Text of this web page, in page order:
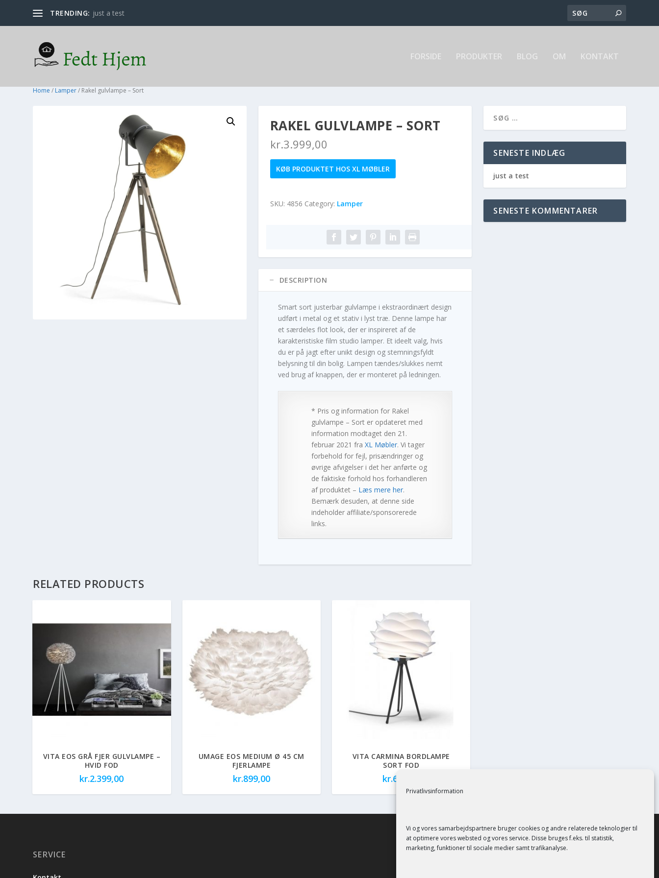
Privatlivsinformation
Vi og vores samarbejdspartnere bruger cookies og andre relaterede teknologier til
at optimere vores websted og vores service. Disse bruges f.eks. til statistik,
marketing, funktioner til sociale medier samt trafikanalyse.
TRENDING: just a test
FORSIDE PRODUKTER BLOG OM KONTAKT
Home / Lamper/ Rakel gulvlampe – Sort
RAKEL GULVLAMPE – SORT
kr.3.999,00
KØB PRODUKTET HOS XL MØBLER
SKU: 4856 Category: Lamper
DESCRIPTION
Smart sort justerbar gulvlampe i ekstraordinært design
udført i metal og et stativ i lyst træ. Denne lampe har
et særdeles flot look, der er inspireret af de
karakteristiske film studio lamper. Et ideelt valg, hvis
du er på jagt efter unikt design og stemningsfyldt
belysning til din bolig. Lampen tændes/slukkes nemt
ved brug af knappen, der er monteret på ledningen.
* Pris og information for Rakel
gulvlampe – Sorter opdateret med
information modtaget den 21.
februar 2021 fra XL Møbler. Vi tager
forbehold for fejl, prisændringer og
øvrige afvigelser i det her anførte og
de faktiske forhold hos forhandleren
af produktet – Læs mere her.
Bemærk desuden, at denne side
indeholder affiliate/sponsorerede
links.
RELATED PRODUCTS
VITA EOS GRÅ FJER GULVLAMPE –
HVID FOD
kr.2.399,00
UMAGE EOS MEDIUM Ø 45 CM
FJERLAMPE
kr.899,00
VITA CARMINA BORDLAMPE
SORT FOD
kr.699,00
SENESTE INDLÆG
just a test
SENESTE KOMMENTARER
SERVICE